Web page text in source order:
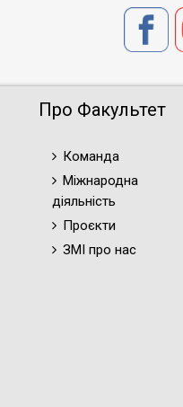
Про Факультет
Команда
Міжнародна
діяльність
Проєкти
ЗМІ про нас